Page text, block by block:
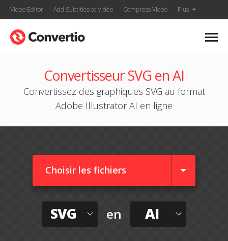
Video Editor Add Subtitles to Video Compress Video Plus
Convertisseur SVG en AI
Convertissez des graphiques SVG au format
Adobe Illustrator AI en ligne
Choisir les fichiers
SVG en AI